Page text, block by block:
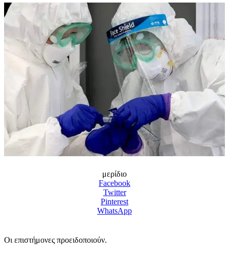
μερίδιο
Facebook
Twitter
Pinterest
WhatsApp
Οι επιστήμονες προειδοποιούν.